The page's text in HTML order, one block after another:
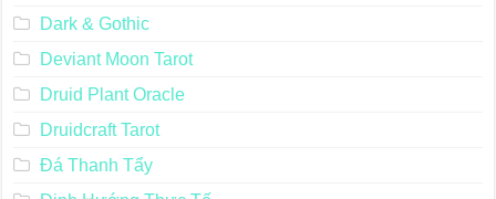
Dark & Gothic
Deviant Moon Tarot
Druid Plant Oracle
Druidcraft Tarot
Đá Thanh Tẩy